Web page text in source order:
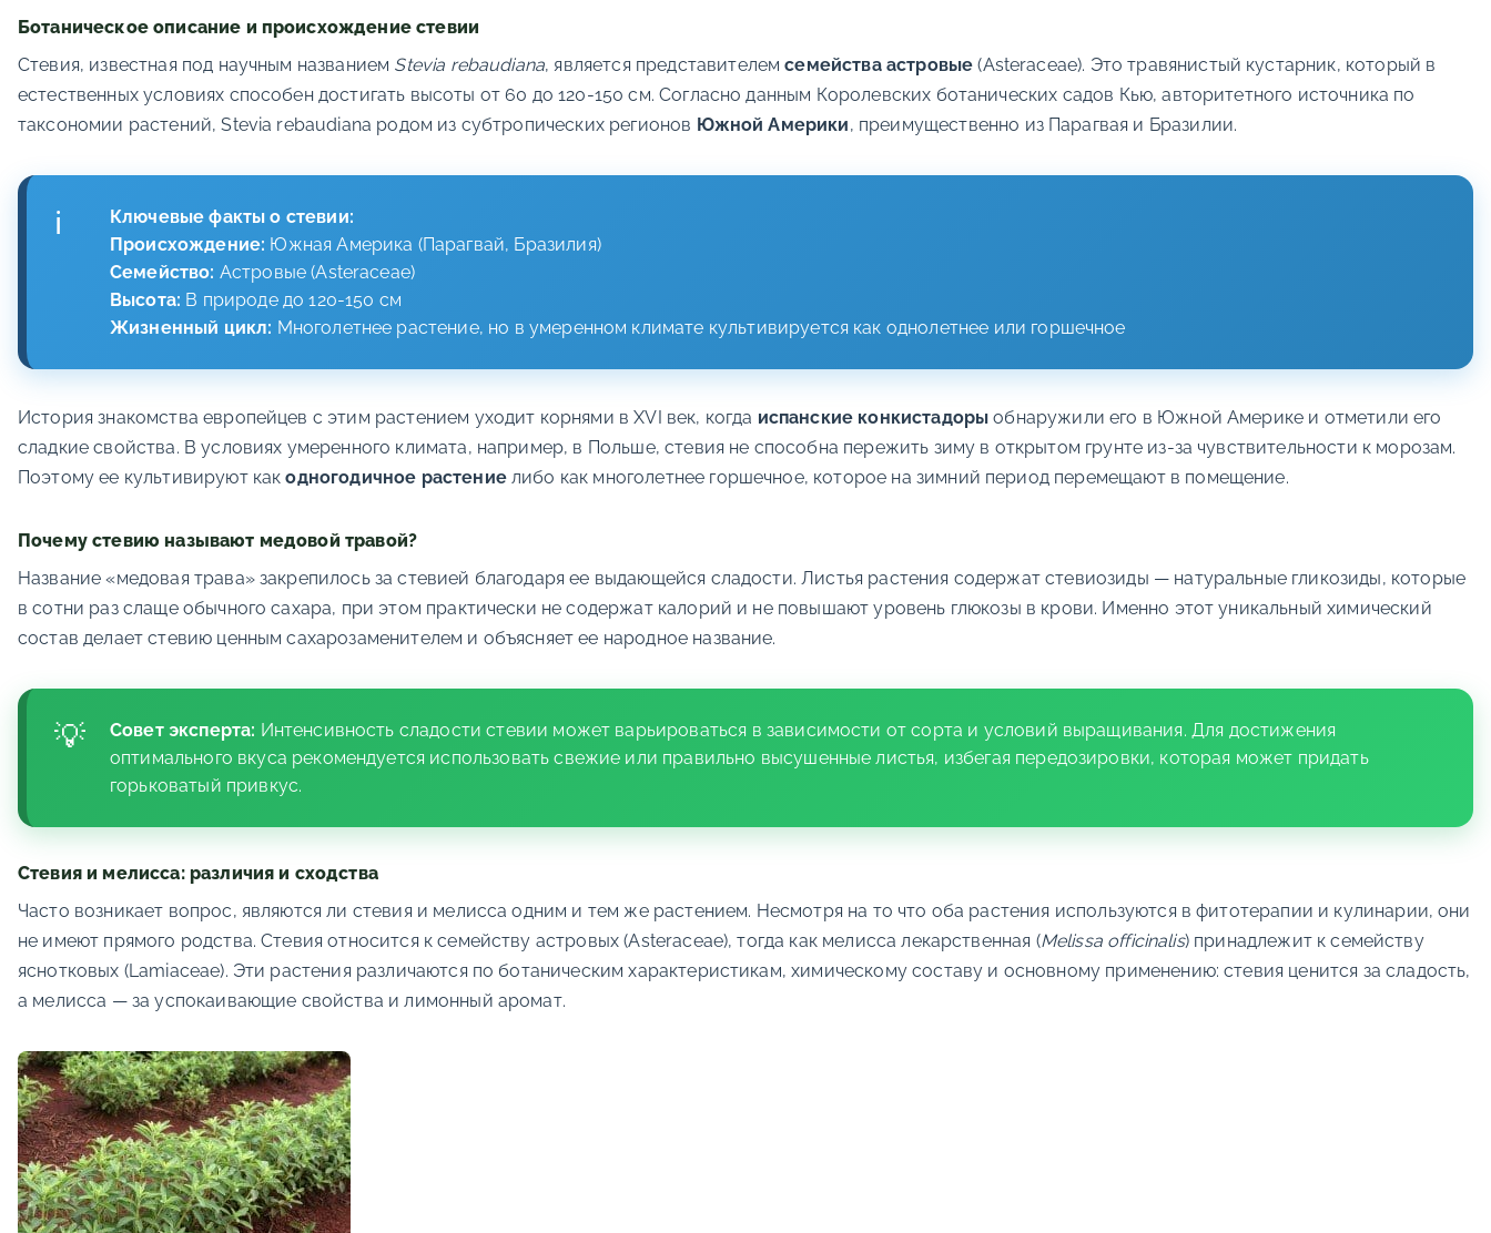
Ботаническое описание и происхождение стевии
Стевия, известная под научным названием Stevia rebaudiana, является представителемсемейства астровые (Asteraceae). Это травянистый кустарник, который в
естественных условиях способен достигать высоты от 60 до 120-150 см. Согласно данным Королевских ботанических садов Кью, авторитетного источника по
таксономии растений, Stevia rebaudiana родом из субтропических регионов Южной Америки, преимущественно из Парагвая и Бразилии.
Ключевые факты о стевии:
Происхождение: Южная Америка (Парагвай, Бразилия)
Семейство: Астровые (Asteraceae)
Высота: В природе до 120-150 см
Жизненный цикл: Многолетнее растение, но в умеренном климате культивируется как однолетнее или горшечное
История знакомства европейцев с этим растением уходит корнями в XVI век, когда испанские конкистадоры обнаружили его в Южной Америке и отметили его
сладкие свойства. В условиях умеренного климата, например, в Польше, стевия не способна пережить зиму в открытом грунте из-за чувствительности к морозам.
Поэтому ее культивируют какодногодичное растениелибо как многолетнее горшечное, которое на зимний период перемещают в помещение.
Почему стевию называют медовой травой?
Название «медовая трава» закрепилось за стевией благодаря ее выдающейся сладости. Листья растения содержат стевиозиды — натуральные гликозиды, которые
в сотни раз слаще обычного сахара, при этом практически не содержат калорий и не повышают уровень глюкозы в крови. Именно этот уникальный химический
состав делает стевию ценным сахарозаменителем и объясняет ее народное название.
Совет эксперта: Интенсивность сладости стевии может варьироваться в зависимости от сорта и условий выращивания. Для достижения
оптимального вкуса рекомендуется использовать свежие или правильно высушенные листья, избегая передозировки, которая может придать
горьковатый привкус.
Стевия и мелисса: различия и сходства
Часто возникает вопрос, являются ли стевия и мелисса одним и тем же растением. Несмотря на то что оба растения используются в фитотерапии и кулинарии, они
не имеют прямого родства. Стевия относится к семейству астровых (Asteraceae), тогда как мелисса лекарственная (Melissa officinalis) принадлежит к семейству
яснотковых (Lamiaceae). Эти растения различаются по ботаническим характеристикам, химическому составу и основному применению: стевия ценится за сладость,
а мелисса — за успокаивающие свойства и лимонный аромат.